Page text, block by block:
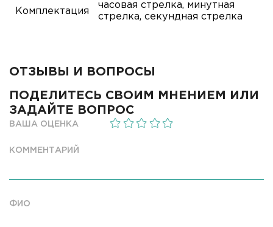
Комплектация
часовая стрелка, минутная
стрелка, секундная стрелка
ОТЗЫВЫ И ВОПРОСЫ
ПОДЕЛИТЕСЬ СВОИМ МНЕНИЕМ ИЛИ
ЗАДАЙТЕ ВОПРОС
ВАША ОЦЕНКА
КОММЕНТАРИЙ
ФИО